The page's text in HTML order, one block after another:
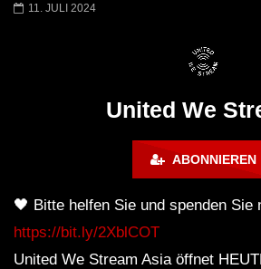
11. JULI 2024
United We
ABONNIEREN
🖤 ​​Bitte helfen Sie und spenden Sie
https://bit.ly/2XblCOT
United We Stream Asia öffnet